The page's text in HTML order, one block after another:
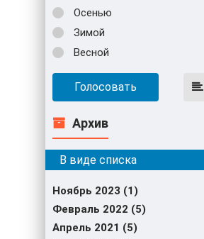
Осенью
Зимой
Весной
Голосовать
Архив
Ноябрь 2023 (1)
Февраль 2022 (5)
Апрель 2021 (5)